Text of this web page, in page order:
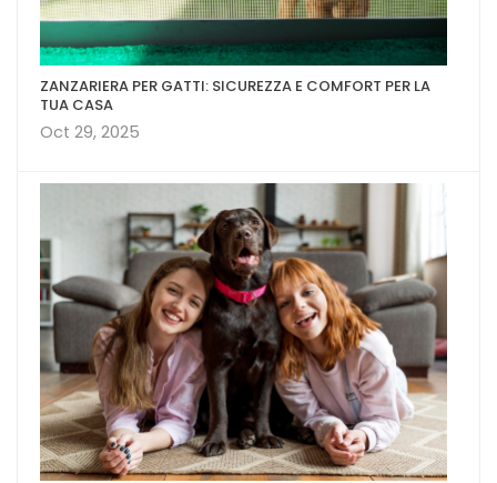
ZANZARIERA PER GATTI: SICUREZZA E COMFORT PER LA
TUA CASA
Oct 29, 2025